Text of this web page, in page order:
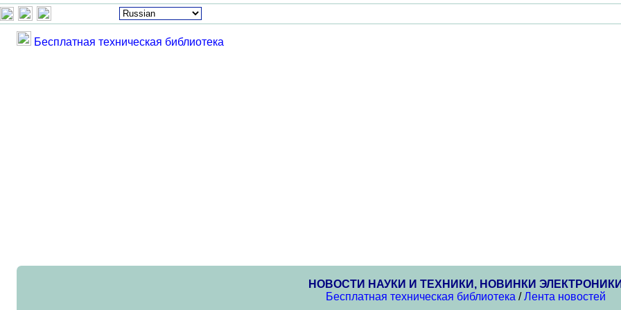
Бесплатная техническая библиотека
НОВОСТИ НАУКИ И ТЕХНИКИ, НОВИНКИ
Бесплатная техническая библиотека /Лента новостей